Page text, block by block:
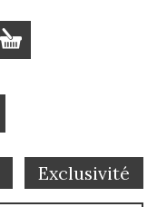
Exclusivité